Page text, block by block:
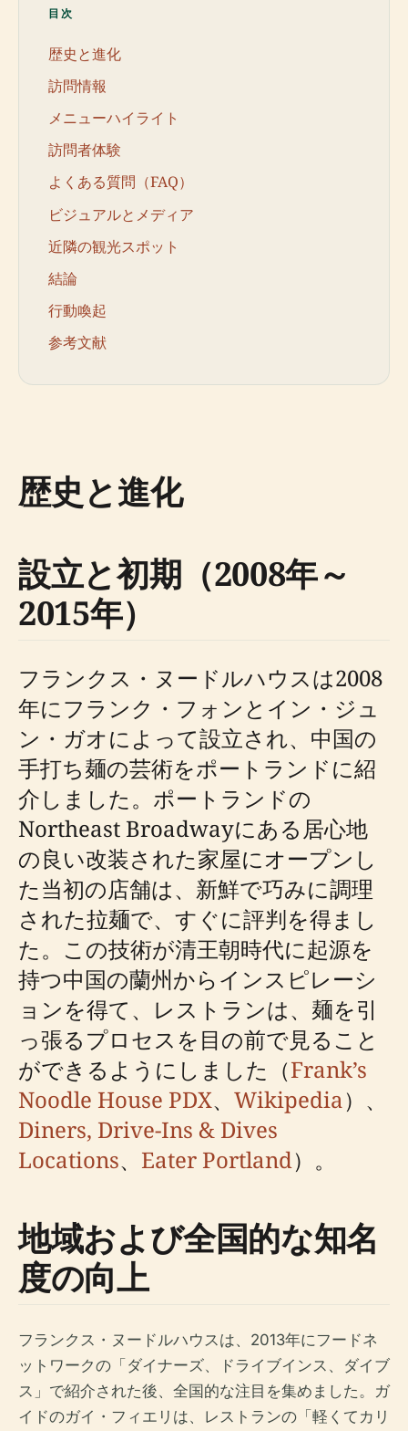
目次
歴史と進化
訪問情報
メニューハイライト
訪問者体験
よくある質問（FAQ）
ビジュアルとメディア
近隣の観光スポット
結論
行動喚起
参考文献
歴史と進化
設立と初期（2008年～
2015年）
フランクス・ヌードルハウスは2008
年にフランク・フォンとイン・ジュ
ン・ガオによって設立され、中国の
手打ち麺の芸術をポートランドに紹
介しました。ポートランドの
Northeast Broadwayにある居心地
の良い改装された家屋にオープンし
た当初の店舗は、新鮮で巧みに調理
された拉麺で、すぐに評判を得まし
た。この技術が清王朝時代に起源を
持つ中国の蘭州からインスピレーシ
ョンを得て、レストランは、麺を引
っ張るプロセスを目の前で見ること
ができるようにしました（Frank’s
Noodle House PDX、 Wikipedia）、
Diners, Drive-Ins & Dives
Locations、 Eater Portland）。
地域および全国的な知名
度の向上
フランクス・ヌードルハウスは、2013年にフードネ
ットワークの「ダイナーズ、ドライブインス、ダイブ
ス」で紹介された後、全国的な注目を集めました。ガ
イドのガイ・フィエリは、レストランの「軽くてカリ